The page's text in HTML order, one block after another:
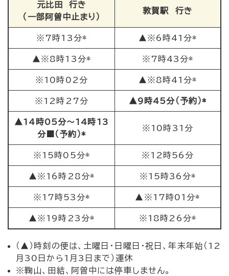
元比田 行き
（一部阿曽中止まり）
敦賀駅 行き
※7時13分* ▲※6時41分*
▲※8時13分* ※7時43分*
※10時02分 ▲※8時41分*
※12時27分 ▲9時45分（予約）*
▲14時05分～14時13
分■（予約）*
※10時31分
※15時05分* ※12時56分
▲※16時28分* ※15時36分*
※17時53分* ▲※17時01分*
▲※19時23分* ※18時26分*
（▲）時刻の便は、土曜日・日曜日・祝日、年末年始（12
月30日から1月3日まで）運休
※鞠山、田結、阿曽中には停車しません。